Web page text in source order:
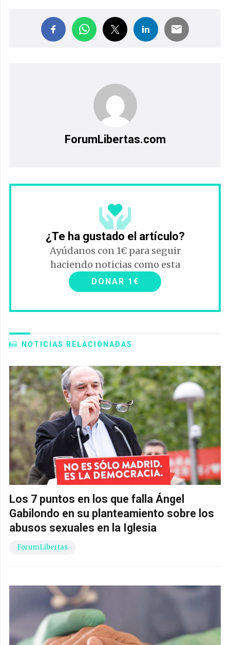
ForumLibertas.com
¿Te ha gustado el artículo?
Ayúdanos con 1€ para seguir
haciendo noticias como esta
DONAR 1€
NOTICIAS RELACIONADAS
Los 7 puntos en los que falla Ángel
Gabilondo en su planteamiento sobre los
abusos sexuales en la Iglesia
ForumLibertas